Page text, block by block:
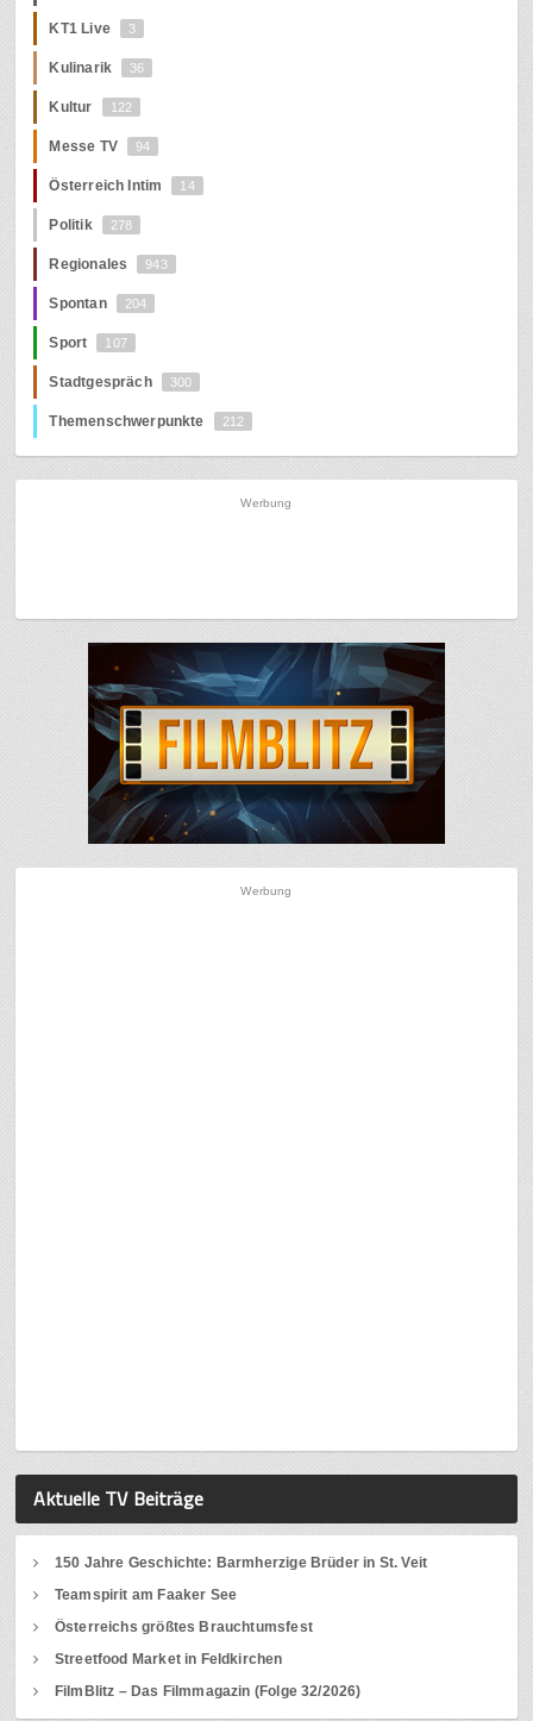
KT1 Live 3
Kulinarik 36
Kultur 122
Messe TV 94
Österreich Intim 14
Politik 278
Regionales 943
Spontan 204
Sport 107
Stadtgespräch 300
Themenschwerpunkte 212
Werbung
Werbung
Aktuelle TV Beiträge
150 Jahre Geschichte: Barmherzige Brüder in St. Veit
Teamspirit am Faaker See
Österreichs größtes Brauchtumsfest
Streetfood Market in Feldkirchen
FilmBlitz – Das Filmmagazin (Folge 32/2026)